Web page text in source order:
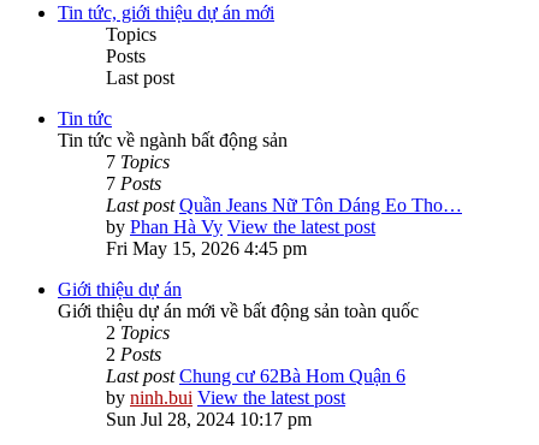
Tin tức, giới thiệu dự án mới
Topics
Posts
Last post
Tin tức
Tin tức về ngành bất động sản
7 Topics
7 Posts
Last post Quần Jeans Nữ Tôn Dáng Eo Tho…
by Phan Hà Vy View the latest post
Fri May 15, 2026 4:45 pm
Giới thiệu dự án
Giới thiệu dự án mới về bất động sản toàn quốc
2 Topics
2 Posts
Last post Chung cư 62Bà Hom Quận 6
by ninh.bui View the latest post
Sun Jul 28, 2024 10:17 pm